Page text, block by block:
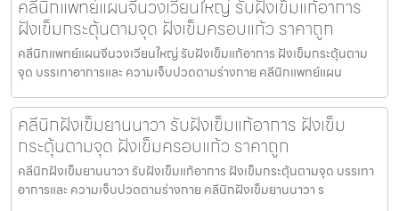
คลีนิกแพทย์แผนจีนวงเวียนใหญ่ รับฝังเข็มแก้อาการ
ฝังเข็มกระตุ้นตามจุด ฝังเข็มครอบแก้ว ราคาถูก
คลีนิกแพทย์แผนจีนวงเวียนใหญ่ รับฝังเข็มแก้อาการ ฝังเข็มกระตุ้นตาม
จุด บรรเทาอาการและ ความเจ็บปวดตามร่างกาย คลีนิกแพทย์แผน
คลีนิกฝังเข็มยานนาวา รับฝังเข็มแก้อาการ ฝังเข็ม
กระตุ้นตามจุด ฝังเข็มครอบแก้ว ราคาถูก
คลีนิกฝังเข็มยานนาวา รับฝังเข็มแก้อาการ ฝังเข็มกระตุ้นตามจุด บรรเทา
อาการและ ความเจ็บปวดตามร่างกาย คลีนิกฝังเข็มยานนาวา ร